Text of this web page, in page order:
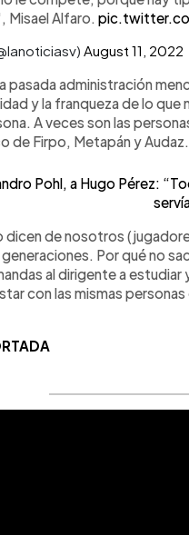
Alfaro.
August 11, 2022
pasada administración
y la franqueza de lo
A veces son las
de Firpo, Metapán y Audaz.
Pohl, a Hugo Pérez:
dicen de nosotros
Por qué no
al dirigente a estudiar
con las mismas personas